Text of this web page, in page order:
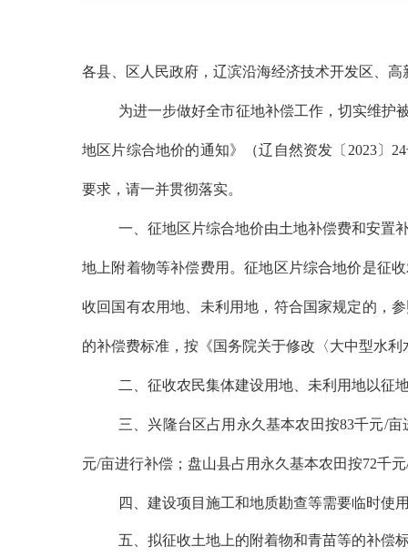
各县、区人民政府，辽滨沿海经济技术开发区、
为进一步做好全市征地补偿工作，切实维护
地区片综合地价的通知》（辽自然资发〔 2023〕 24
要求，请一并贯彻落实。
一、征地区片综合地价由土地补偿费和安置
地上附着物等补偿费用。征地区片综合地价是征
收回国有农用地、未利用地，符合国家规定的，
的补偿费标准，按《国务院关于修改〈大中型水
二、征收农民集体建设用地、未利用地以征
三、兴隆台区占用永久基本农田按83千元/亩
元/亩进行补偿；盘山县占用永久基本农田按72千元
四、建设项目施工和地质勘查等需要临时使
五、拟征收土地上的附着物和青苗等的补偿